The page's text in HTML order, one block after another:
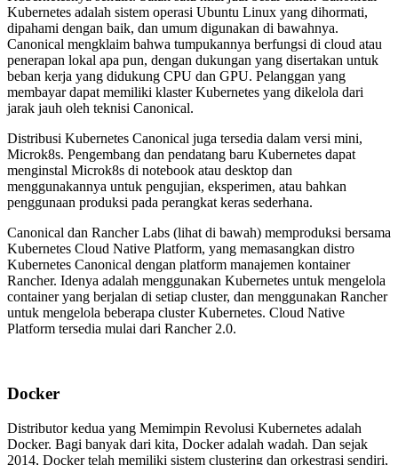
Kubernetes adalah sistem operasi Ubuntu Linux yang dihormati,
dipahami dengan baik, dan umum digunakan di bawahnya.
Canonical mengklaim bahwa tumpukannya berfungsi di cloud atau
penerapan lokal apa pun, dengan dukungan yang disertakan untuk
beban kerja yang didukung CPU dan GPU. Pelanggan yang
membayar dapat memiliki klaster Kubernetes yang dikelola dari
jarak jauh oleh teknisi Canonical.
Distribusi Kubernetes Canonical juga tersedia dalam versi mini,
Microk8s. Pengembang dan pendatang baru Kubernetes dapat
menginstal Microk8s di notebook atau desktop dan
menggunakannya untuk pengujian, eksperimen, atau bahkan
penggunaan produksi pada perangkat keras sederhana.
Canonical dan Rancher Labs (lihat di bawah) memproduksi bersama
Kubernetes Cloud Native Platform, yang memasangkan distro
Kubernetes Canonical dengan platform manajemen kontainer
Rancher. Idenya adalah menggunakan Kubernetes untuk mengelola
container yang berjalan di setiap cluster, dan menggunakan Rancher
untuk mengelola beberapa cluster Kubernetes. Cloud Native
Platform tersedia mulai dari Rancher 2.0.
Docker
Distributor kedua yang Memimpin Revolusi Kubernetes adalah
Docker. Bagi banyak dari kita, Docker adalah wadah. Dan sejak
2014, Docker telah memiliki sistem clustering dan orkestrasi sendiri,